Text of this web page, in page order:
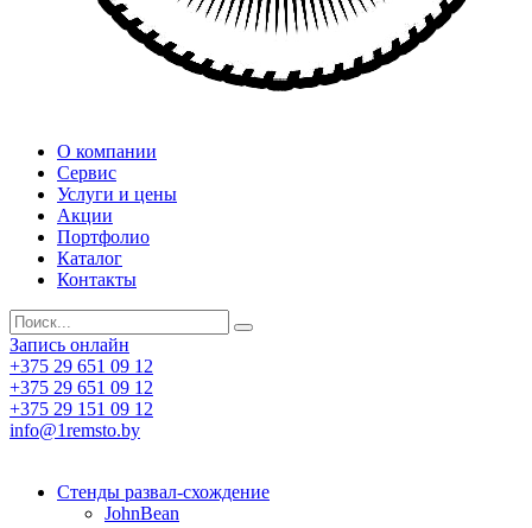
О компании
Сервис
Услуги и цены
Акции
Портфолио
Каталог
Контакты
Запись онлайн
+375 29 651 09 12
+375 29 651 09 12
+375 29 151 09 12
info@1remsto.by
Стенды развал-схождение
JohnBean